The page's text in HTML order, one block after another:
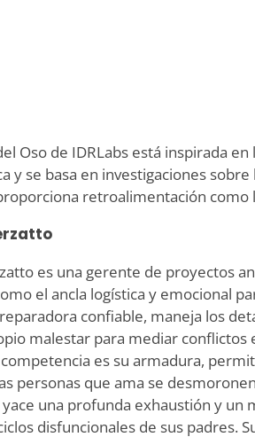
Oso de IDRLabs está inspirada
y se basa en investigaciones
retroalimentación como
es una gerente de proyectos
el ancla logística y emocional
confiable, maneja los
malestar para mediar conflictos
competencia es su armadura,
personas que ama se
una profunda exhaustión y un
disfuncionales de sus padres.